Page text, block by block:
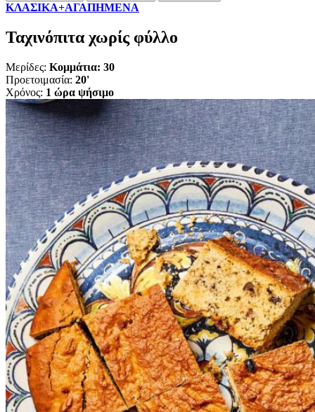
ΚΛΑΣΙΚΑ+ΑΓΑΠΗΜΕΝΑ
Ταχινόπιτα χωρίς φύλλο
Μερίδες: Κομμάτια: 30
Προετοιμασία: 20'
Χρόνος: 1 ώρα ψήσιμο